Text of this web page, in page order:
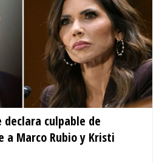
declara culpable de
a Marco Rubio y Kristi